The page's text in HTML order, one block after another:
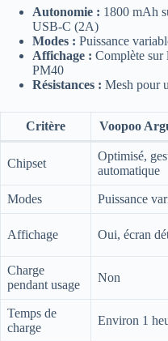
Autonomie : 1800 mAh
USB-C (2A)
Modes : Puissance
Affichage : Complète sur
PM40
Résistances : Mesh pour
Critère Voopoo
Chipset
Optimisé,
automatique
Modes Puissance
Affichage Oui, écran
Charge
pendant usage
Non
Temps de
charge
Environ 1